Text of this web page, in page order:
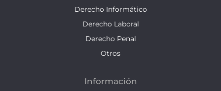
Derecho Informático
Derecho Laboral
Derecho Penal
Otros
Información